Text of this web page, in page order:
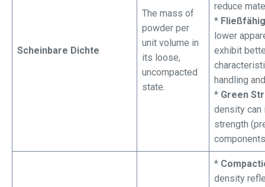
Scheinbare Dichte
The mass of
powder per
unit volume in
its loose,
uncompacted
state.
reduce
*
lower
exhibit
handling
* Green
density can
strength
*
density